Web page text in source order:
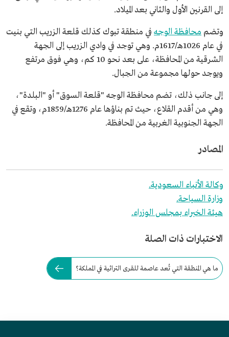
إلى القرنين الأول والثاني بعد الميلاد.
وتضم محافظة الوجه في منطقة تبوك كذلك قلعة الزريب التي بنيت
في عام 1026هـ/1617م. وهي توجد في وادي الزريب إلى الجهة
الشرقية من المحافظة، على بعد نحو 10 كم، وهي فوق مرتفع
ويوجد حولها مجموعة من الجبال.
إلى جانب ذلك، تضم محافظة الوجه "قلعة السوق" أو "البلدة"،
وهي من أقدم القلاع، حيث تم بناؤها عام 1276هـ/1859م، وتقع في
الجهة الجنوبية الغربية من المحافظة.
المصادر
وكالة الأنباء السعودية.
وزارة السياحة.
هيئة الخبراء بمجلس الوزراء.
الاختبارات ذات الصلة
ما هي المنطقة التي تُعد عاصمة للقرى التراثية في المملكة؟